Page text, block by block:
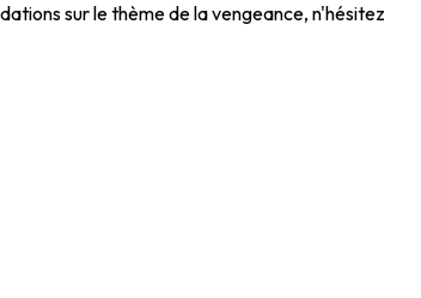
sur le thème de la vengeance, n'hésitez